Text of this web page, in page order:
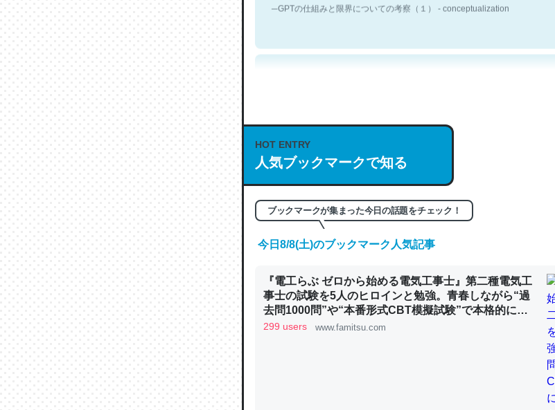
これは良記事。32768トークンだと英語小説100ページ分くらい
の伏線」は回収されないけど、短期記憶というには多い分量。進
やすく強くなりそう
昆虫ってカルシウム少ないのか。知らんかった。調べたらコオ
─ニュース :: 【研究発表】昆虫学の大問題＝「昆虫はなぜ海にいないのか
HOT ENTRY
人気ブックマークで知る
ブックマークが集まった今日の話題をチェック！
今日8/8(土)のブックマーク人気記事
『電工らぶ ゼロから始める電気工事士』第二種電気工
事士の試験を5人のヒロインと勉強。青春しながら“過
去問1000問”や“本番形式CBT模擬試験”で本格的に学
べるノベルゲーム | ゲーム・エンタメ最新情報のファミ
299 users www.famitsu.com